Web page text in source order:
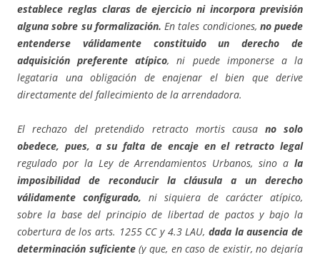
establece reglas claras de ejercicio ni incorpora previsión
alguna sobre su formalización. En tales condiciones, no puede
entenderse válidamente constituido un derecho de
adquisición preferente atípico, ni puede imponerse a la
legataria una obligación de enajenar el bien que derive
directamente del fallecimiento de la arrendadora.
El rechazo del pretendido retracto mortis causa no solo
obedece, pues, a su falta de encaje en el retracto legal
regulado por la Ley de Arrendamientos Urbanos, sino a la
imposibilidad de reconducir la cláusula a un derecho
válidamente configurado, ni siquiera de carácter atípico,
sobre la base del principio de libertad de pactos y bajo la
cobertura de los arts. 1255 CC y 4.3 LAU, dada la ausencia de
determinación suficiente(y que, en caso de existir, no dejaría